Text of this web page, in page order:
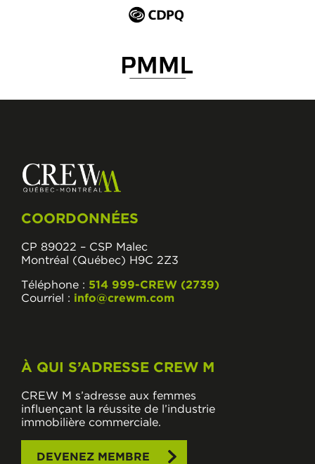
COORDONNÉES
CP 89022 – CSP Malec
Montréal (Québec) H9C 2Z3
Téléphone : 514 999-CREW (2739)
Courriel : info@crewm.com
À QUI S’ADRESSE CREW M
CREW M s’adresse aux femmes
influençant la réussite de l’industrie
immobilière commerciale.
DEVENEZ MEMBRE